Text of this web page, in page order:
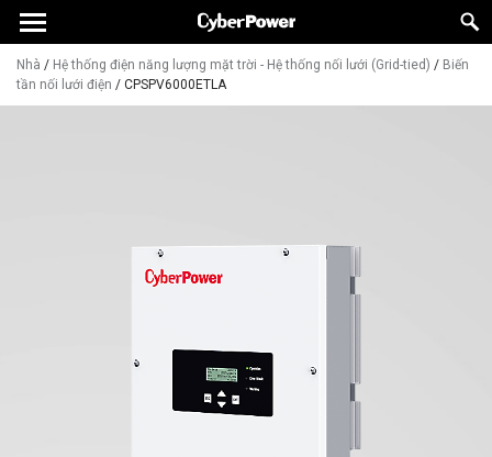
Nhà / Hệ thống điện năng lượng mặt trời - Hệ thống nối lưới (Grid-tied) / Biến
tần nối lưới điện / CPSPV6000ETLA